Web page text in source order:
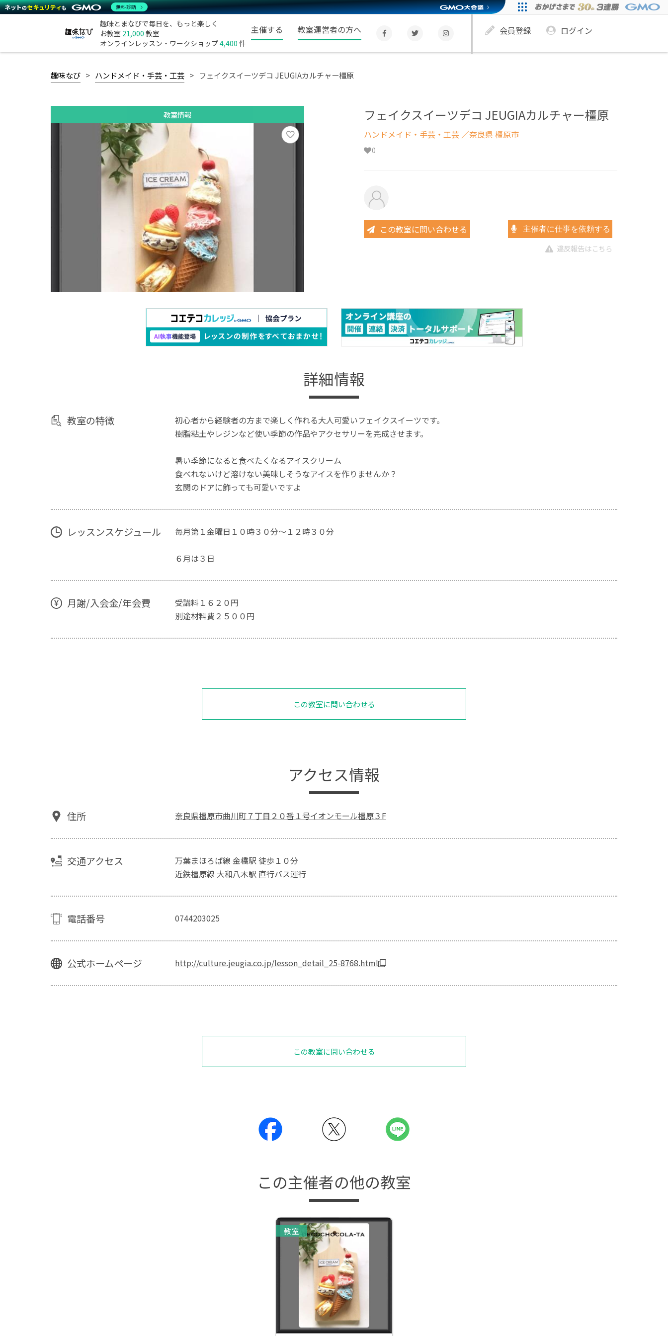
趣味とまなびで毎日を、もっと楽しく
お教室 21,000 教室
オンラインレッスン・ワークショップ4,400 件
主催する 教室運営者の方へ 会員登録 ログイン
趣味なび ハンドメイド・手芸・工芸 フェイクスイーツデコ JEUGIAカルチャー橿原
教室情報 フェイクスイーツデコ JEUGIAカルチャー橿原
ハンドメイド・手芸・工芸 ／奈良県 橿原市
0
この教室に問い合わせる 主催者に仕事を依頼する
違反報告はこちら
詳細情報
教室の特徴
初心者から経験者の方まで楽しく作れる大人可愛いフェイクスイーツです。
樹脂粘土やレジンなど使い季節の作品やアクセサリーを完成させます。
暑い季節になると食べたくなるアイスクリーム
食べれないけど溶けない美味しそうなアイスを作りませんか？
玄関のドアに飾っても可愛いですよ
レッスンスケジュール 毎月第１金曜日１０時３０分～１２時３０分
６月は３日
月謝/入会金/年会費
受講料１６２０円
別途材料費２５００円
この教室に問い合わせる
アクセス情報
住所 奈良県橿原市曲川町７丁目２０番１号イオンモール橿原３F
交通アクセス
万葉まほろば線 金橋駅 徒歩１０分
近鉄橿原線 大和八木駅 直行バス運行
電話番号 0744203025
公式ホームページ http://culture.jeugia.co.jp/lesson_detail_25-8768.html
この教室に問い合わせる
この主催者の他の教室
教室
無料診断